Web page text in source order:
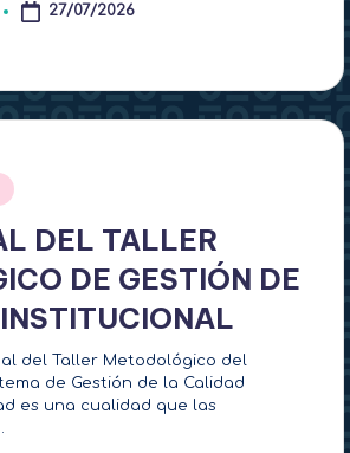
27/07/2026
DEL TALLER
DE GESTIÓN DE
del Taller Metodológico del
de Gestión de la Calidad
es una cualidad que las